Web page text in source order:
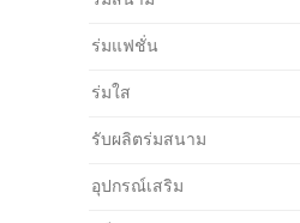
ร่มแฟชั่น
ร่มใส
รับผลิตร่มสนาม
อุปกรณ์เสริม